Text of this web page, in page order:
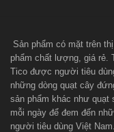
thống đường ống
Cần có thợ thi công
Quạt hút nối ống
Trên thị trường có
gió tươi âm trần
Sản phẩm có mặt trên
phẩm chất lượng, giá rẻ.
Tico được người tiêu
những dòng quạt cây
sản phẩm khác như quạt
mỗi ngày để đem đến
người tiêu dùng Việt Nam.